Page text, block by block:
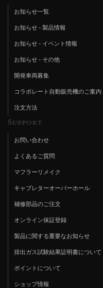
お知らせ一覧
お知らせ - 製品情報
お知らせ - イベント情報
お知らせ - その他
開発車両募集
コラボレート自動販売機のご案内
注文方法
Support
お問い合わせ
よくあるご質問
マフラーリメイク
キャブレターオーバーホール
補修部品のご注文
オンライン保証登録
製品に関する重要なお知らせ
排出ガス試験結果証明書について
ポイントについて
ショップ情報